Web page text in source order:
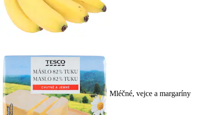
Mléčné, vejce a margaríny